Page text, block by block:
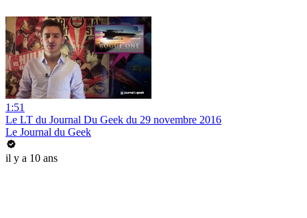
1:51
Le LT du Journal Du Geek du 29 novembre 2016
Le Journal du Geek
il y a 10 ans